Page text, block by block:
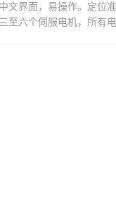
文界面，易操作。定位
至六个伺服电机，所有电